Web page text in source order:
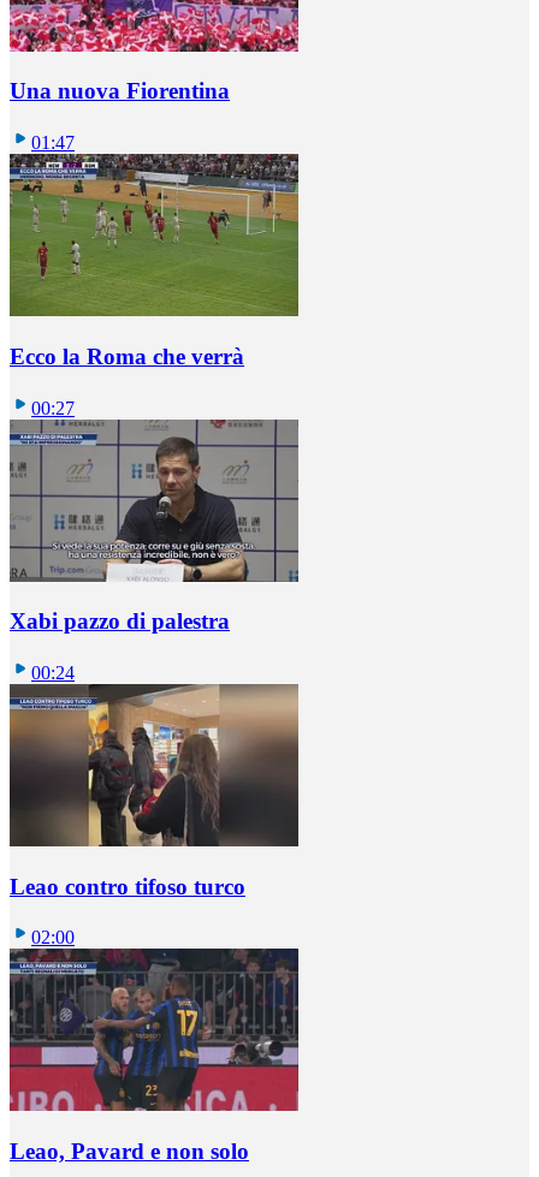
Una nuova Fiorentina
01:47
Ecco la Roma che verrà
00:27
Xabi pazzo di palestra
00:24
Leao contro tifoso turco
02:00
Leao, Pavard e non solo